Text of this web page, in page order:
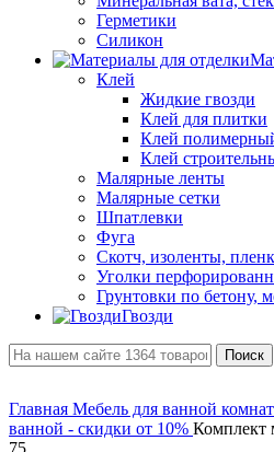
Герметики
Силикон
Клей
Жидкие гвозди
Клей для плитки
Клей
Клей
Малярные ленты
Малярные сетки
Шпатлевки
Фуга
Скотч, изоленты,
Уголки
Грунтовки по бетону,
Гвозди
Поиск
Главная Мебель для ванной
ванной - скидки от 10% Комплект
75